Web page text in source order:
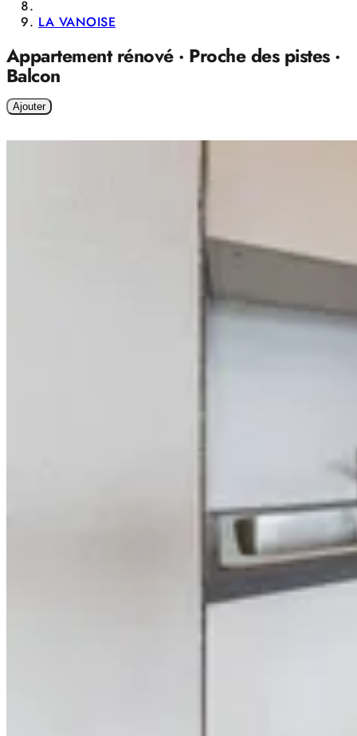
LA VANOISE
Appartement rénové · Proche des pistes ·
Balcon
Ajouter